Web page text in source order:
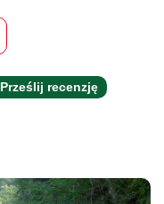
Prześlij recenzję